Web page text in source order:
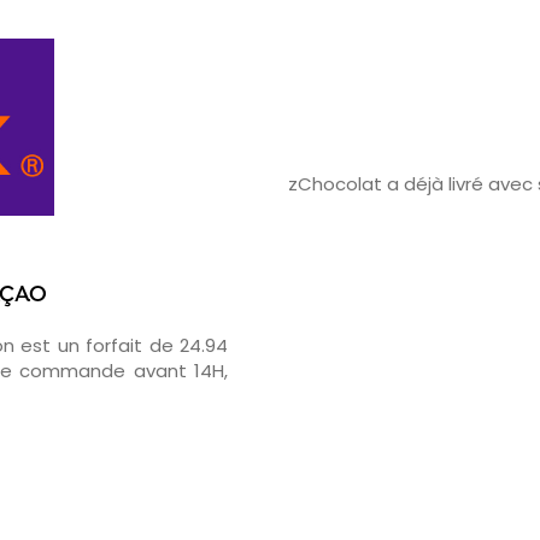
est un forfait de 24.94
commande avant 14H,
zChocolat a déjà livré